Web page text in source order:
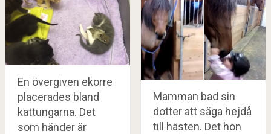
En övergiven ekorre
placerades bland
kattungarna. Det
som händer är
Mamman bad sin
dotter att säga hejdå
till hästen. Det hon